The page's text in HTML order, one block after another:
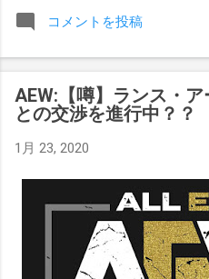
女子世界チャンピオンは5月の
みましたが、それはストーリー
でタイトルを防衛します。
にROH Women's TV 王座の防
では、リー・モリアーティーが
Proving Groundの試合でウィー
入れましたが、まだPPVでは
Wrestling Observer
コメントを投稿
AEW:【噂】ランス・
との交渉を進行中？？
1月 23, 2020